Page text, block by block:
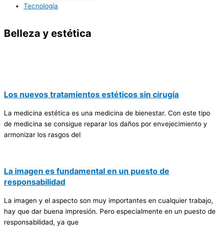
Tecnología
Belleza y estética
Los nuevos tratamientos estéticos sin cirugía
La medicina estética es una medicina de bienestar. Con este tipo
de medicina se consigue reparar los daños por envejecimiento y
armonizar los rasgos del
La imagen es fundamental en un puesto de
responsabilidad
La imagen y el aspecto son muy importantes en cualquier trabajo,
hay que dar buena impresión. Pero especialmente en un puesto de
responsabilidad, ya que